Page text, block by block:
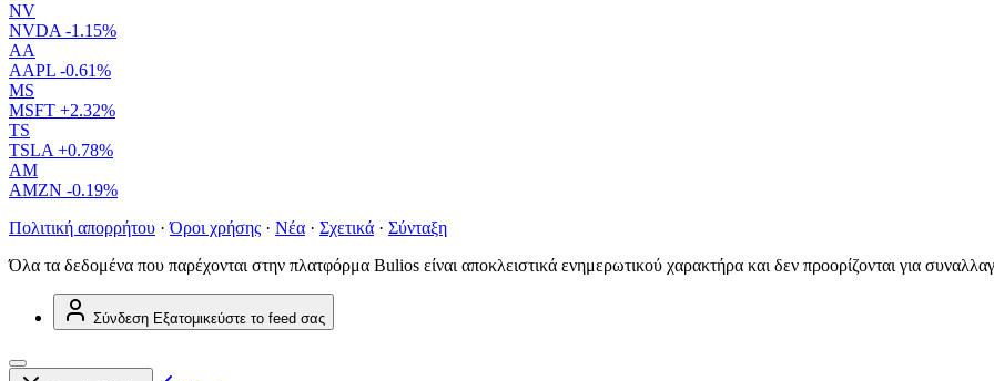
NV
NVDA -1.15%
AA
AAPL -0.61%
MS
MSFT +2.32%
TS
TSLA +0.78%
AM
AMZN -0.19%
Πολιτική απορρήτου · Όροι χρήσης · Νέα · Σχετικά · Σύνταξη
Όλα τα δεδομένα που παρέχονται στην πλατφόρμα Bulios είναι αποκλειστικά ενημερωτικού χαρακτήρα και δεν προορίζονται για
Σύνδεση Εξατομικεύστε το feed σας